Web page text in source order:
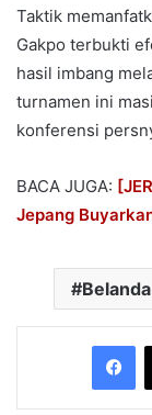
Taktik
Gakpo terbukti
hasil imbang
turnamen ini
konferensi
BACA JUGA:
Jepang
Belanda